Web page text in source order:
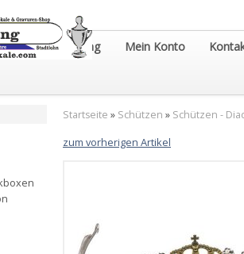
Shop Gosling Mein Konto
Startseite » Schützen » Schützen -
zum vorherigen Artikel